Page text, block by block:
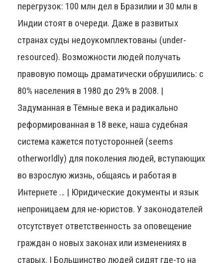
перегрузок: 100 млн дел в Бразилии и 30 млн в
Индии стоят в очереди. Даже в развитых
странах суды недоукомплектованы (under-
resourced). Возможности людей получать
правовую помощь драматически обрушились: с
80% населения в 1980 до 29% в 2008. |
Задуманная в Тёмные века и радикально
реформированная в 18 веке, наша судебная
система кажется потусторонней (seems
otherworldly) для поколения людей, вступающих
во взрослую жизнь, общаясь и работая в
Интернете … | Юридические документы и язык
непроницаем для не-юристов. У законодателей
отсутствует ответственность за оповещение
граждан о новых законах или изменениях в
старых. | Большинство людей сидят где-то на